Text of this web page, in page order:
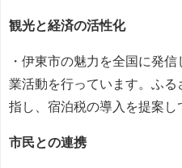
観光と経済の活性化
・伊東市の魅力を全国に発
業活動を行っています。ふる
指し、宿泊税の導入を提案し
市民との連携